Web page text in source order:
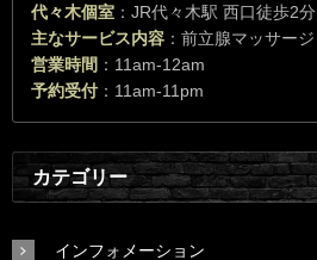
代々木個室 ：JR代々木駅 西口徒歩2分
主なサービス内容 ：前立腺マッサージ
営業時間 ：11am-12am
予約受付 ：11am-11pm
カテゴリー
インフォメーション